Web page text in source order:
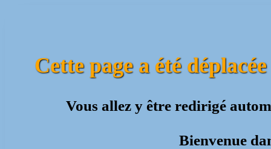
Cette page a été déplacée
Vous allez y être redirigé
Bienvenue